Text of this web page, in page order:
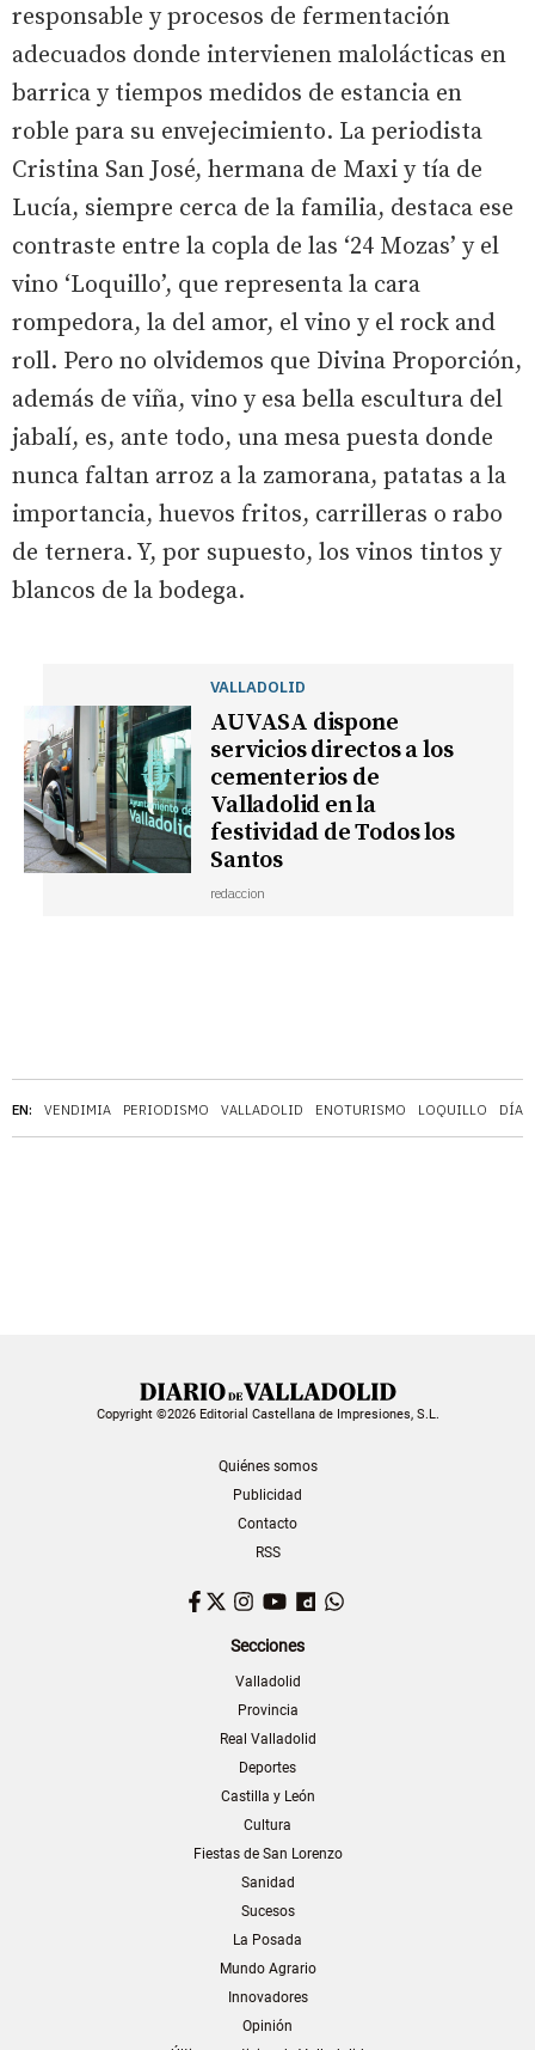
EN: VENDIMIA PERIODISMO VALLADOLID ENOTURISMO LOQUILLO DÍA
responsable y procesos de fermentación
adecuados donde intervienen malolácticas en
barrica y tiempos medidos de estancia en
roble para su envejecimiento. La periodista
Cristina San José, hermana de Maxi y tía de
Lucía, siempre cerca de la familia, destaca ese
contraste entre la copla de las ‘24 Mozas’ y el
vino ‘Loquillo’, que representa la cara
rompedora, la del amor, el vino y el rock and
roll. Pero no olvidemos que Divina Proporción,
además de viña, vino y esa bella escultura del
jabalí, es, ante todo, una mesa puesta donde
nunca faltan arroz a la zamorana, patatas a la
importancia, huevos fritos, carrilleras o rabo
de ternera. Y, por supuesto, los vinos tintos y
blancos de la bodega.
VALLADOLID
AUVASA dispone
servicios directos a los
cementerios de
Valladolid en la
festividad de Todos los
Santos
redaccion
Copyright ©2026 Editorial Castellana de Impresiones, S.L.
Quiénes somos
Publicidad
Contacto
RSS
Facebook
TwitterInstagram
YouTubeDailymotion
Secciones
Valladolid
Provincia
Real Valladolid
Deportes
Castilla y León
Cultura
Fiestas de San Lorenzo
Sanidad
Sucesos
La Posada
Mundo Agrario
Innovadores
Opinión